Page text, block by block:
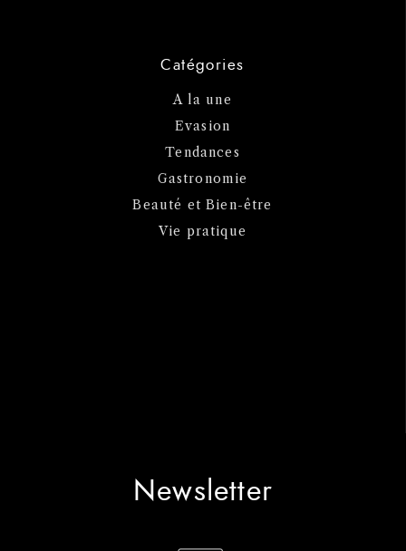
Catégories
A la une
Evasion
Tendances
Gastronomie
Beauté et Bien-être
Vie pratique
Newsletter